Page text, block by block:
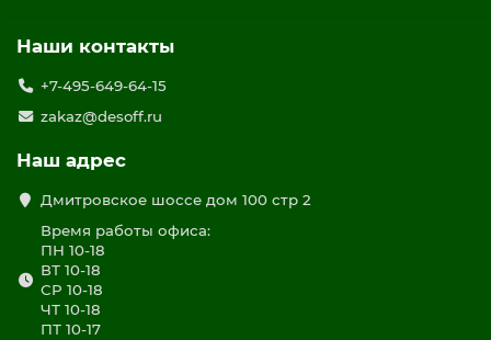
Наши контакты
+7-495-649-64-15
zakaz@desoff.ru
Наш адрес
Дмитровское шоссе дом 100 стр 2
Время работы офиса:
ПН 10-18
ВТ 10-18
СР 10-18
ЧТ 10-18
ПТ 10-17